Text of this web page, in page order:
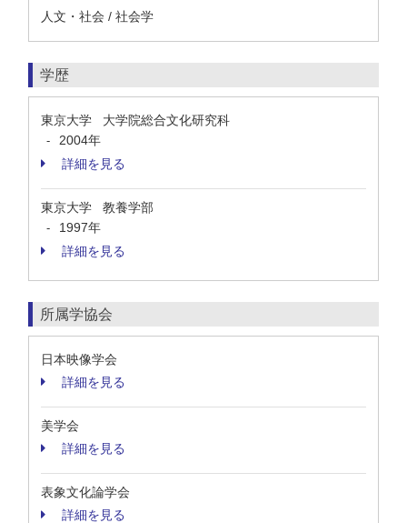
人文・社会 / 社会学
学歴
東京大学 大学院総合文化研究科
-
2004年
詳細を見る
東京大学 教養学部
-
1997年
詳細を見る
所属学協会
日本映像学会
詳細を見る
美学会
詳細を見る
表象文化論学会
詳細を見る